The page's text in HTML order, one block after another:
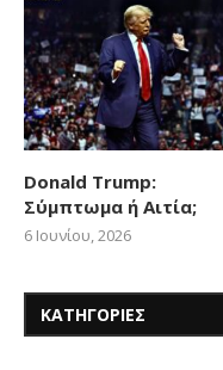
Donald Trump:
Σύμπτωμα ή Αιτία;
6 Ιουνίου, 2026
ΚΑΤΗΓΟΡΙΕΣ